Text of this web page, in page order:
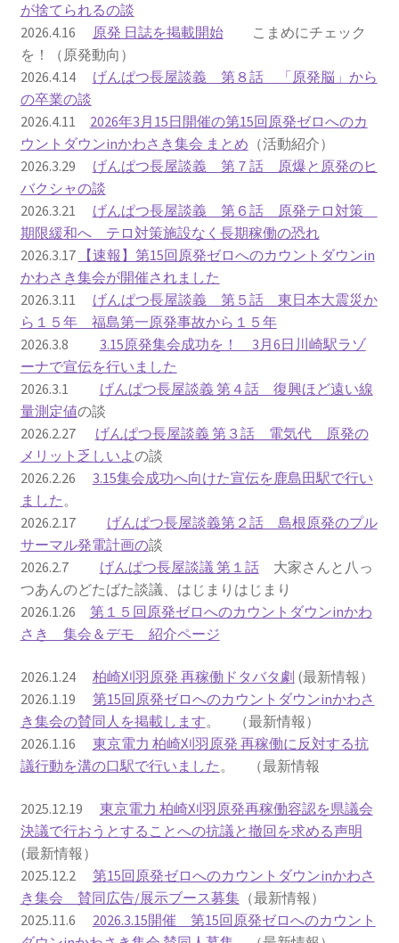
2026.3.15 第１５回原発ゼロへのカウントダウンinか
わさき集会開催
ギャラリー
ギャラリー_2023.3.12
ギャラリー_2024.3.10
ギャラリー_2025.3.23
ギャラリー_2026.3.15
原発ゼロと未来
原発動向
原発 日誌
2022.7.15東電・株主訴訟 経営陣に13兆円賠償命令
2022.8.1 福島第一原発 汚染配管撤去 失敗続きで計画
断念
2022.8.9 福島第一原発 汚染水海洋放出トンネル工事
着工
超 老朽対策容認
2023.1.19 東電旧経営陣、二審も無罪 民事裁判で認
めた「長期評価」を否定
り
原子力規制委員会「原発60年超運転」正式決定先送
りからわずか5日で、多数決決定
「原発６０年超へ」閣議決定
が捨てられるの談
2026.4.16 原発 日誌を掲載開始こまめにチェック
を！（原発動向）
2026.4.14 げんぱつ長屋談義 第８話 「原発脳」から
の卒業の談
2026.4.11 2026年3月15日開催の第15回原発ゼロへのカ
ウントダウンinかわさき集会 まとめ （活動紹介）
2026.3.29 げんぱつ長屋談義 第７話 原爆と原発のヒ
バクシャの談
2026.3.21 げんぱつ長屋談義 第６話 原発テロ対策
期限緩和へ テロ対策施設なく長期稼働の恐れ
2026.3.17
【速報】第15回原発ゼロへのカウントダウンin
かわさき集会が開催されました
2026.3.11 げんぱつ長屋談義 第５話 東日本大震災か
ら１５年 福島第一原発事故から１５年
2026.3.8 3.15原発集会成功を！ 3月6日川崎駅ラゾ
ーナで宣伝を行いました
2026.3.1 げんぱつ長屋談義 第４話 復興ほど遠い線
量測定値の談
2026.2.27 げんぱつ長屋談義 第３話 電気代 原発の
メリット乏しいよの談
2026.2.26 3.15集会成功へ向けた宣伝を鹿島田駅で行い
ました。
2026.2.17 げんぱつ長屋談義第２話 島根原発のプル
サーマル発電計画の談
2026.2.7 げんぱつ長屋談議 第１話大家さんと八っ
つあんのどたばた談議、はじまりはじまり
2026.1.26 第１５回原発ゼロへのカウントダウンinかわ
さき 集会＆デモ 紹介ページ
2026.1.24 柏崎刈羽原発 再稼働ドタバタ劇 (最新情報）
2026.1.19 第15回原発ゼロへのカウントダウンinかわさ
き集会の賛同人を掲載します。 （最新情報）
2026.1.16 東京電力 柏崎刈羽原発 再稼働に反対する抗
議行動を溝の口駅で行いました。 （最新情報
2025.12.19 東京電力 柏崎刈羽原発再稼働容認を県議会
決議で行おうとすることへの抗議と撤回を求める声明
(最新情報）
2025.12.2 第15回原発ゼロへのカウントダウンinかわさ
き集会 賛同広告/展示ブース募集（最新情報）
2025.11.6 2026.3.15開催 第15回原発ゼロへのカウント